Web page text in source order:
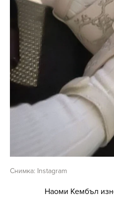
Снимка: Instagram
Наоми Кембъл